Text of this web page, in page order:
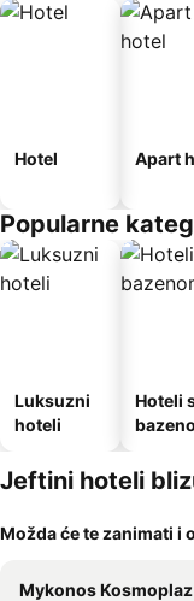
Hotel Apart
Popularne
Luksuzni
hoteli
Hoteli
Jeftini hoteli
Možda će te zanimati i
Mykonos Kosmoplaz Beach